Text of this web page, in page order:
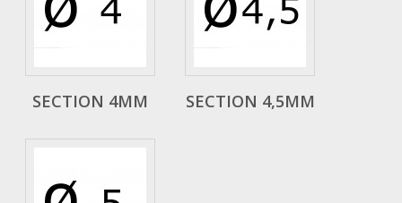
SECTION 4MM SECTION 4,5MM